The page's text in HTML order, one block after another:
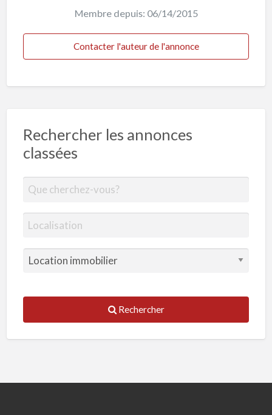
Membre depuis: 06/14/2015
Contacter l'auteur de l'annonce
Rechercher les annonces
classées
Rechercher